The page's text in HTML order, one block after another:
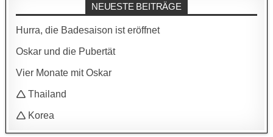
NEUESTE BEITRÄGE
Hurra, die Badesaison ist eröffnet
Oskar und die Pubertät
Vier Monate mit Oskar
🛆 Thailand
🛆 Korea